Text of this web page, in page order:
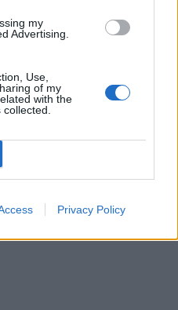
my
Advertising.
Use,
of my
with the
Privacy Policy